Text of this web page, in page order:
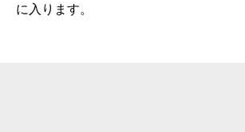
に入ります。